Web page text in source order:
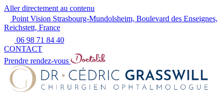
Aller directement au contenu
Point Vision Strasbourg-Mundolsheim, Boulevard des Enseignes,
Reichstett, France
06 98 71 84 40
CONTACT
Prendre rendez-vous